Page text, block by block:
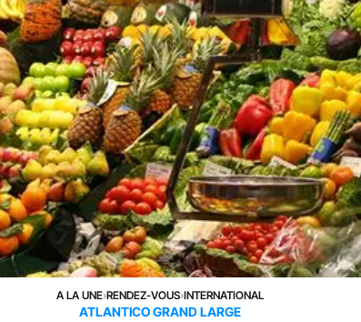
A LA UNE›RENDEZ-VOUS›INTERNATIONAL
ATLANTICO GRAND LARGE